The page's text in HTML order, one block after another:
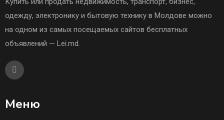
одежду, электронику и бытовую технику в Молдове можно
на одном из самых посещаемых сайтов бесплатных
объявлений — Lei.md.
Меню